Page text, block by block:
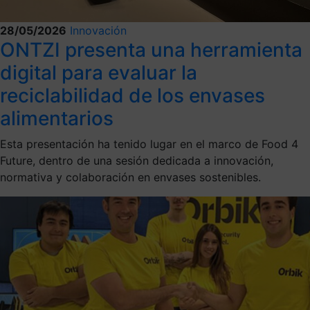
28/05/2026 Innovación
ONTZI presenta una herramienta
digital para evaluar la
reciclabilidad de los envases
alimentarios
Esta presentación ha tenido lugar en el marco de Food 4
Future, dentro de una sesión dedicada a innovación,
normativa y colaboración en envases sostenibles.